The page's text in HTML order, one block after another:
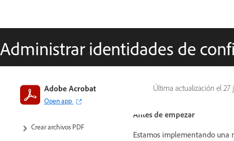
Administrar identidades de
Última actualización el 27
Adobe Acrobat
Open app
Introducción a Acrobat
Espacio de trabajo
Crear archivos PDF
Antes de empezar
Estamos implementando una